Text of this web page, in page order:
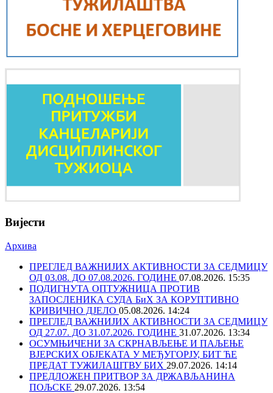
Вијести
Архива
ПРЕГЛЕД ВАЖНИЈИХ АКТИВНОСТИ ЗА СЕДМИЦУ
ОД 03.08. ДО 07.08.2026. ГОДИНЕ 07.08.2026. 15:35
ПОДИГНУТА ОПТУЖНИЦА ПРОТИВ
ЗАПОСЛЕНИКА СУДА БиХ ЗА КОРУПТИВНО
КРИВИЧНО ДЈЕЛО 05.08.2026. 14:24
ПРЕГЛЕД ВАЖНИЈИХ АКТИВНОСТИ ЗА СЕДМИЦУ
ОД 27.07. ДО 31.07.2026. ГОДИНЕ 31.07.2026. 13:34
ОСУМЊИЧЕНИ ЗА СКРНАВЉЕЊЕ И ПАЉЕЊЕ
ВЈЕРСКИХ ОБЈЕКАТА У МЕЂУГОРЈУ, БИТ ЋЕ
ПРЕДАТ ТУЖИЛАШТВУ БИХ 29.07.2026. 14:14
ПРЕДЛОЖЕН ПРИТВОР ЗА ДРЖАВЉАНИНА
ПОЉСКЕ 29.07.2026. 13:54